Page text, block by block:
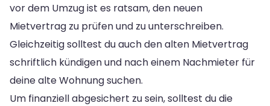
vor dem Umzug ist es ratsam, den neuen
Mietvertrag zu prüfen und zu unterschreiben.
Gleichzeitig solltest du auch den alten Mietvertrag
schriftlich kündigen und nach einem Nachmieter für
deine alte Wohnung suchen.
Um finanziell abgesichert zu sein, solltest du die